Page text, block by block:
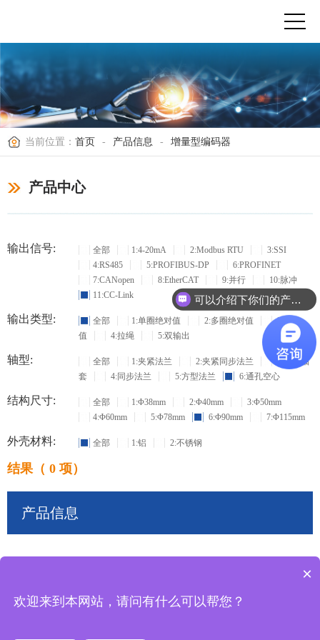
当前位置： 首页 - 产品信息 - 增量型编码器
产品中心
输出信号: 全部 1:4-20mA 2:Modbus RTU
3:SSI
4:RS485
5:PROFIBUS-DP
6:PROFINET
7:CANopen
8:EtherCAT 9:并行
10:脉冲
11:CC-Link
输出类型: 全部 1:单圈绝对值 2:多圈绝对值
3:增量
值
4:拉绳 5:双输出
轴型: 全部 1:夹紧法兰 2:夹紧同步法兰
3:盲孔轴
套
4:同步法兰 5:方型法兰 6:通孔空心
结构尺寸: 全部 1:Φ38mm 2:Φ40mm
3:Φ50mm
4:Φ60mm
5:Φ78mm 6:Φ90mm 7:Φ115mm
外壳材料: 全部 1:铝 2:不锈钢
结果（ 0 项）
产品信息
可以介绍下你们的产品么？
×
欢迎来到本网站，请问有什么可以帮您？